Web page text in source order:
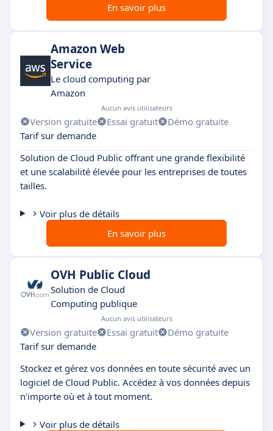
En savoir plus
Amazon Web
Service
Le cloud computing par
Amazon
Aucun avis utilisateurs
Version gratuite Essai gratuit
Démo gratuite
Tarif sur demande
Solution de Cloud Public offrant une grande flexibilité
et une scalabilité élevée pour les entreprises de toutes
tailles.
Voir plus de détails
En savoir plus
OVH Public Cloud
Solution de Cloud
Computing publique
Aucun avis utilisateurs
Version gratuite Essai gratuit
Démo gratuite
Tarif sur demande
Stockez et gérez vos données en toute sécurité avec un
logiciel de Cloud Public. Accédez à vos données depuis
n'importe où et à tout moment.
Voir plus de détails